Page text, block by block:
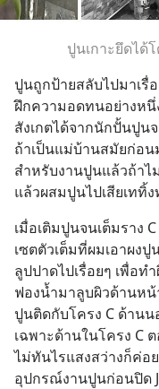
ปูนเกาะยึดได้
ปูนถูกป้ายสลับไปมาเรื่
ฝึกความอดทนอย่างหนึ่
สังเกตได้จากนักปั้นปูน
ถ้าเป็นแม่บ้านสมัยก่อน
สำหรับงานปูนแล้วถ้า
แล้วผสมปูนไปเสียเททิ้
เมื่อเติมปูนจนเต็มราง
เซตตัวเต็มที่ผมเอาผง
ลูปปาดไปเรื่อยๆ เพื่อท
ฟองน้ำมาลูบผิวด้านหน้
ปูนติดกับโครง C ด้าน
เฉพาะด้านในโครง C
ไม่ทันไรแสงสว่างก็ค่อ
อุปกรณ์งานปูนก่อนปิด